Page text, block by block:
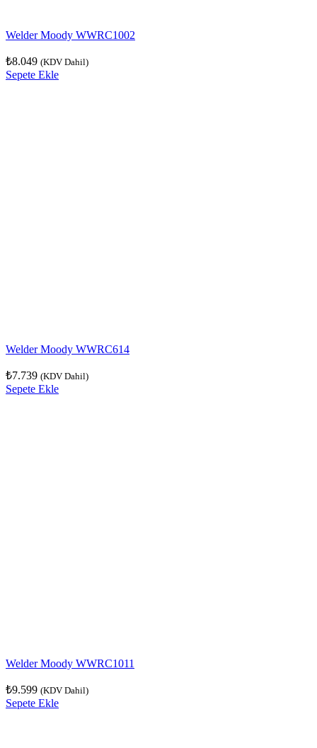
Welder Moody WWRC1002
₺8.049 (KDV Dahil)
Sepete Ekle
Welder Moody WWRC614
₺7.739 (KDV Dahil)
Sepete Ekle
Welder Moody WWRC1011
₺9.599 (KDV Dahil)
Sepete Ekle